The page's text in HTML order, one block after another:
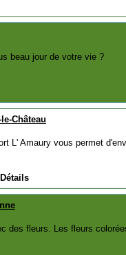
beau jour de votre vie ?
Château
L' Amaury vous permet
Détails
des fleurs. Les fleurs